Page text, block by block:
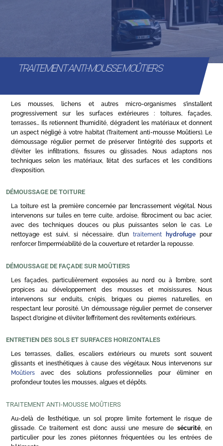
TRAITEMENT ANTI-MOUSSE MOÛTIERS
Les mousses, lichens et autres micro-organismes s’installent
progressivement sur les surfaces extérieures : toitures, façades,
terrasses… Ils retiennent l’humidité, dégradent les matériaux et donnent
un aspect négligé à votre habitat (Traitement anti-mousse Moûtiers). Le
démoussage régulier permet de préserver l’intégrité des supports et
d’éviter les infiltrations, fissures ou glissades. Nous adaptons nos
techniques selon les matériaux, l’état des surfaces et les conditions
d’exposition.
DÉMOUSSAGE DE TOITURE
La toiture est la première concernée par l’encrassement végétal. Nous
intervenons sur tuiles en terre cuite, ardoise, fibrociment ou bac acier,
avec des techniques douces ou plus puissantes selon le cas. Le
nettoyage est suivi, si nécessaire, d’untraitement hydrofuge pour
renforcer l’imperméabilité de la couverture et retarder la repousse.
DÉMOUSSAGE DE FAÇADE SUR MOÛTIERS
Les façades, particulièrement exposées au nord ou à l’ombre, sont
propices au développement des mousses et moisissures. Nous
intervenons sur enduits, crépis, briques ou pierres naturelles, en
respectant leur porosité. Un démoussage régulier permet de conserver
l’aspect d’origine et d’éviter l’effritement des revêtements extérieurs.
ENTRETIEN DES SOLS ET SURFACES HORIZONTALES
Les terrasses, dalles, escaliers extérieurs ou murets sont souvent
glissants et inesthétiques à cause des végétaux. Nous intervenons sur
Moûtiers avec des solutions professionnelles pour éliminer en
profondeur toutes les mousses, algues et dépôts.
TRAITEMENT ANTI-MOUSSE MOÛTIERS
Au-delà de l’esthétique, un sol propre limite fortement le risque de
glissade. Ce traitement est donc aussi une mesure de sécurité, en
particulier pour les zones piétonnes fréquentées ou les entrées de